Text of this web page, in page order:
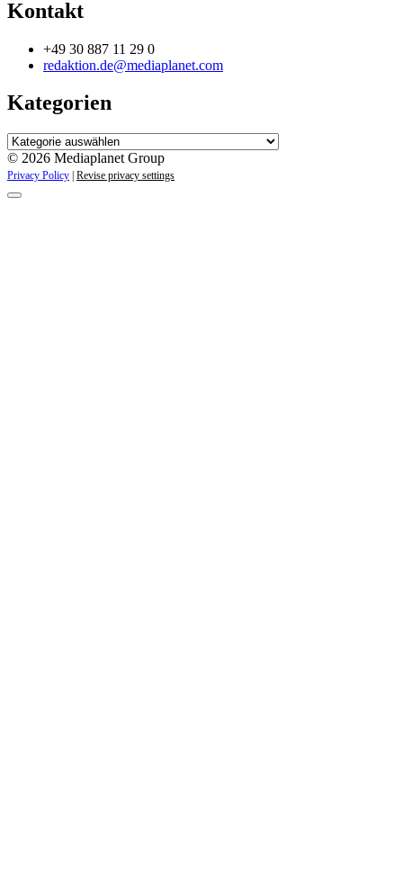
Kontakt
+49 30 887 11 29 0
redaktion.de@mediaplanet.com
Kategorien
Kategorien
© 2026 Mediaplanet Group
Privacy Policy Revise privacy settings